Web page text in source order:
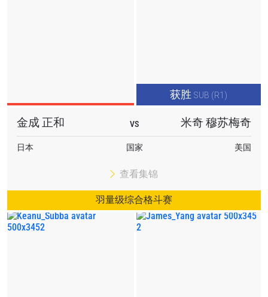
获胜 SUB (R1)
金成 正和 VS 米奇 穆苏梅奇
日本 国家 美国
查看集锦
羽量级综合格斗赛